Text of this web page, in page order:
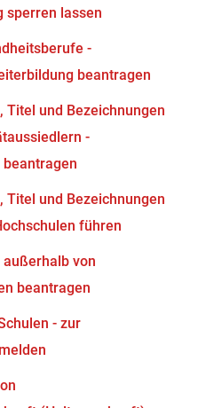
sperren lassen
-
beantragen
Titel und Bezeichnungen
-
Titel und Bezeichnungen
führen
von
beantragen
- zur